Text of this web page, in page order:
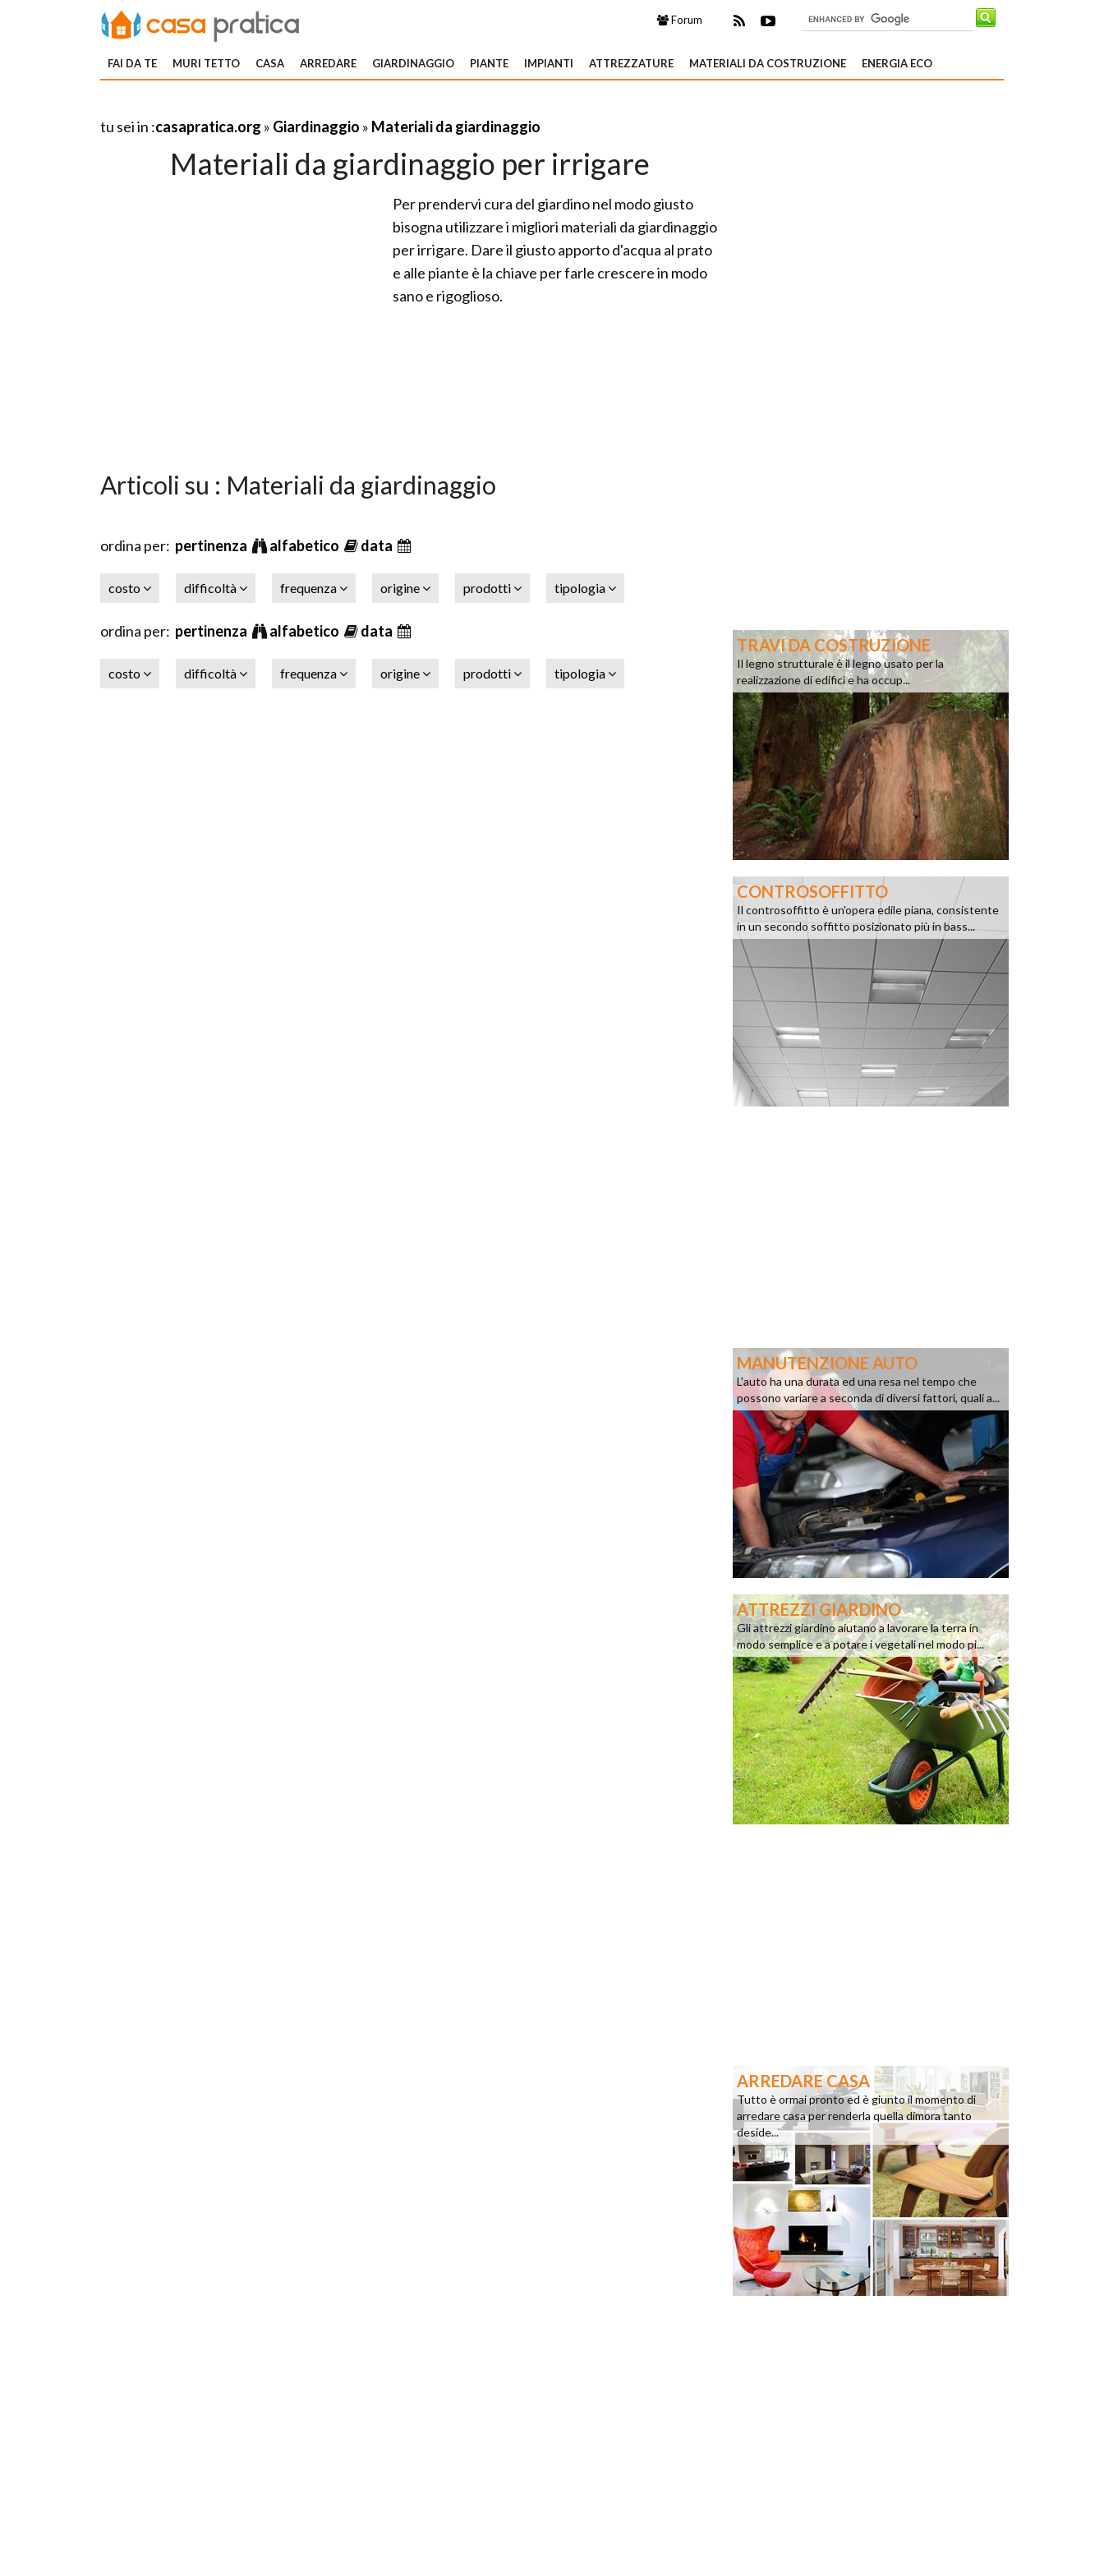
Forum
FAI DA TE MURI TETTO CASA ARREDARE GIARDINAGGIO PIANTE IMPIANTI ATTREZZATURE MATERIALI DA COSTRUZIONE ENERGIA ECO
tu sei in :casapratica.org » Giardinaggio » Materiali da giardinaggio
Materiali da giardinaggio per irrigare
Per prendervi cura del giardino nel modo giusto
bisogna utilizzare i migliori materiali da giardinaggio
per irrigare. Dare il giusto apporto d'acqua al prato
e alle piante è la chiave per farle crescere in modo
sano e rigoglioso.
Articoli su : Materiali da giardinaggio
ordina per: pertinenza alfabetico data
costo difficoltà frequenza origine prodotti tipologia
ordina per: pertinenza alfabetico data
costo difficoltà frequenza origine prodotti tipologia
TRAVI DA COSTRUZIONE
Il legno strutturale è il legno usato per la
realizzazione di edifici e ha occup...
CONTROSOFFITTO
Il controsoffitto è un'opera edile piana, consistente
in un secondo soffitto posizionato più in bass...
MANUTENZIONE AUTO
L'auto ha una durata ed una resa nel tempo che
possono variare a seconda di diversi fattori, quali a...
ATTREZZI GIARDINO
Gli attrezzi giardino aiutano a lavorare la terra in
modo semplice e a potare i vegetali nel modo pi...
ARREDARE CASA
Tutto è ormai pronto ed è giunto il momento di
arredare casa per renderla quella dimora tanto
deside...